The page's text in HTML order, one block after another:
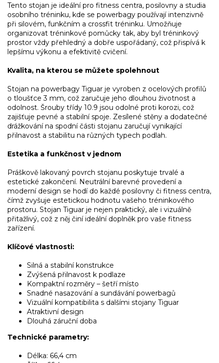
Tento stojan je ideální pro fitness centra, posilovny a studia
osobního tréninku, kde se powerbagy používají intenzivně
při silovém, funkčním a crossfit tréninku. Umožňuje
organizovat tréninkové pomůcky tak, aby byl tréninkový
prostor vždy přehledný a dobře uspořádaný, což přispívá k
lepšímu výkonu a efektivitě cvičení.
Kvalita, na kterou se můžete spolehnout
Stojan na powerbagy Tiguar je vyroben z ocelových profilů
o tloušťce 3 mm, což zaručuje jeho dlouhou životnost a
odolnost. Šrouby třídy 10.9 jsou odolné proti korozi, což
zajišťuje pevné a stabilní spoje. Zesílené stěny a dodatečné
drážkování na spodní části stojanu zaručují vynikající
přilnavost a stabilitu na různých typech podlah.
Estetika a funkčnost v jednom
Práškově lakovaný povrch stojanu poskytuje trvalé a
estetické zakončení. Neutrální barevné provedení a
moderní design se hodí do každé posilovny či fitness centra,
čímž zvyšuje estetickou hodnotu vašeho tréninkového
prostoru. Stojan Tiguar je nejen praktický, ale i vizuálně
přitažlivý, což z něj činí ideální doplněk pro vaše fitness
zařízení.
Klíčové vlastnosti:
Silná a stabilní konstrukce
Zvýšená přilnavost k podlaze
Kompaktní rozměry – šetří místo
Snadné nasazování a sundávání powerbagů
Vizuální kompatibilita s dalšími stojany Tiguar
Atraktivní design
Dlouhá záruční doba
Technické parametry:
Délka: 66,4 cm